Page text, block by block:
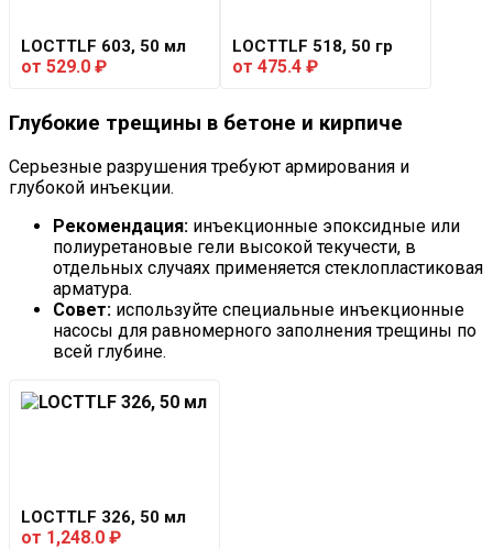
LOCTTLF 603, 50 мл
от 529.0 ₽
LOCTTLF 518, 50 гр
от 475.4 ₽
Глубокие трещины в бетоне и кирпиче
Серьезные разрушения требуют армирования и
глубокой инъекции.
Рекомендация: инъекционные эпоксидные или
полиуретановые гели высокой текучести, в
отдельных случаях применяется стеклопластиковая
арматура.
Совет: используйте специальные инъекционные
насосы для равномерного заполнения трещины по
всей глубине.
LOCTTLF 326, 50 мл
от 1,248.0 ₽